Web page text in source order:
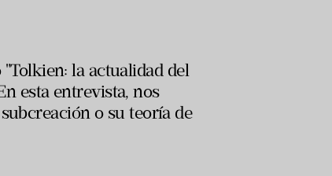
la actualidad del
esta entrevista, nos
o su teoría de